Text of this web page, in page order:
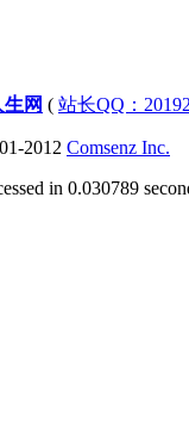
网 ( 站长QQ：
2012 Comsenz Inc.
in 0.030789